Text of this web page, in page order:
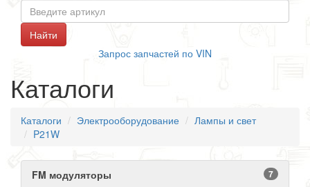
Запрос запчастей по VIN
Каталоги
Каталоги Электрооборудование
Лампы и свет
P21W
FM модуляторы 7